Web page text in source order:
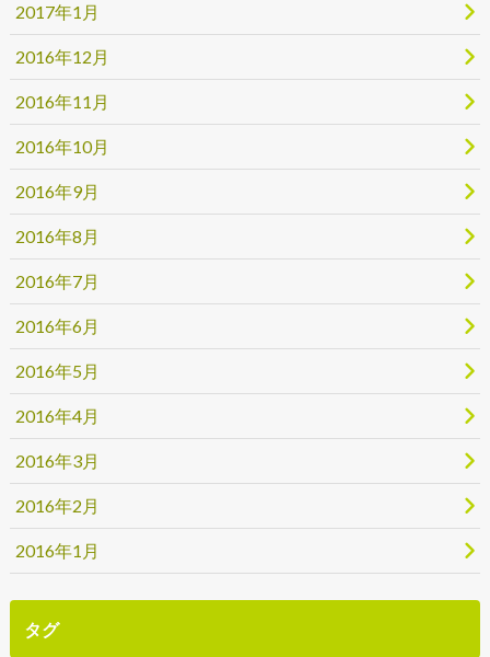
2017年1月
2016年12月
2016年11月
2016年10月
2016年9月
2016年8月
2016年7月
2016年6月
2016年5月
2016年4月
2016年3月
2016年2月
2016年1月
タグ